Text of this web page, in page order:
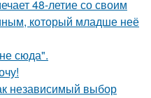
48-летие со своим
который младше неё
сюда".
независимый выбор